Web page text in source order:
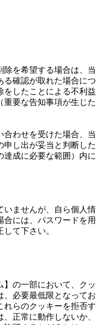
除を希望する場合は、当
る確認が取れた場合につ
をしたことによる不利益
重要な告知事項が生じた
わせを受けた場合、当
申し出が妥当と判断した
成に必要な範囲）内に
いませんが、自ら個人情
には、パスワードを用
て下さい。
】の一部において、クッ
、必要最低限となってお
れらのクッキーを拒否す
正常に動作しないか、